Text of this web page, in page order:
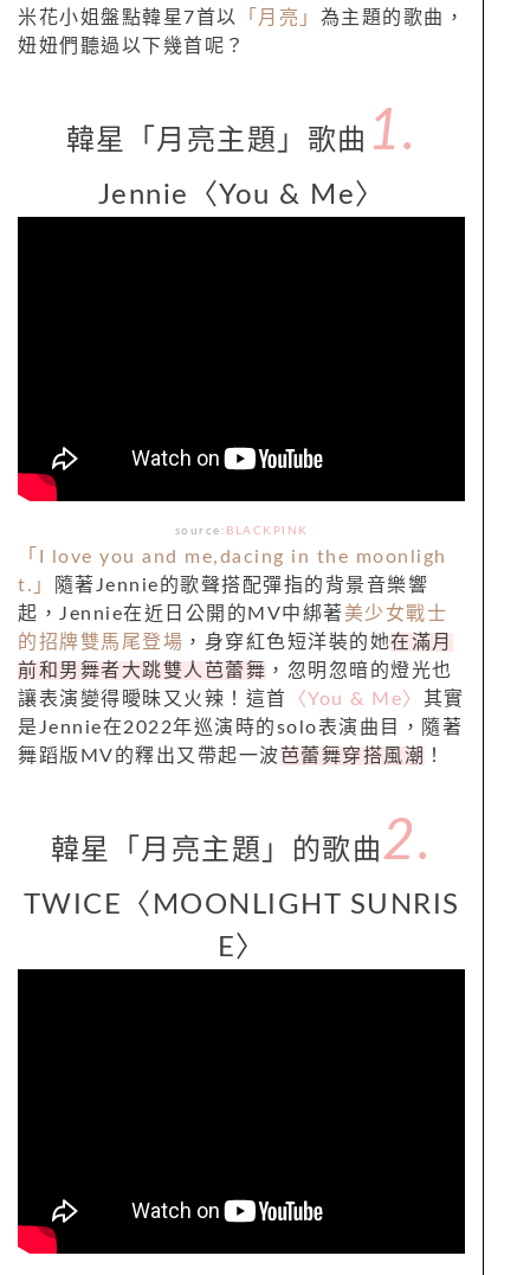
米花小姐盤點韓星7首以
「月亮」 為主題的歌曲，
妞妞們聽過以下幾首呢？
韓星「月亮主題」歌曲 1.
Jennie〈You & Me〉
source: BLACKPINK
「I love you and me,dacing in the moonligh
t.」
隨著Jennie的歌聲搭配彈指的背景音樂響
起，Jennie在近日公開的MV中綁著 美少女戰士
的招牌雙馬尾登場 ，身穿紅色短洋裝的她在滿月
前和男舞者大跳雙人芭蕾舞 ，忽明忽暗的燈光也
讓表演變得曖昧又火辣！這首 〈You & Me〉 其實
是Jennie在2022年巡演時的solo表演曲目，隨著
舞蹈版MV的釋出又帶起一波 芭蕾舞穿搭風潮 ！
韓星「月亮主題」的歌曲2.
TWICE〈MOONLIGHT SUNRIS
E〉